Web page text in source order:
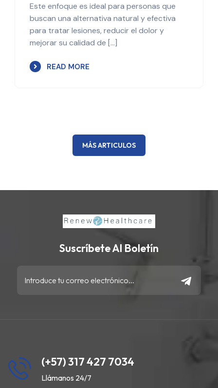
Este enfoque es ideal para personas que
buscan una alternativa natural y efectiva
para tratar lesiones, reducir el dolor y
mejorar su calidad de […]
READ MORE
MÁS ARTICULOS
Suscríbete Al Boletín
(+57) 317 427 7034
Llámanos 24/7